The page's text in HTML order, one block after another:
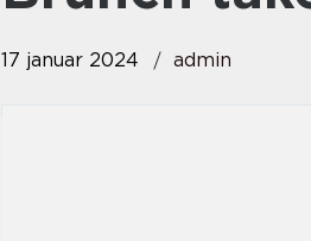
17 januar 2024 admin